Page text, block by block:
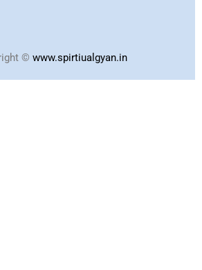
© www.spirtiualgyan.in